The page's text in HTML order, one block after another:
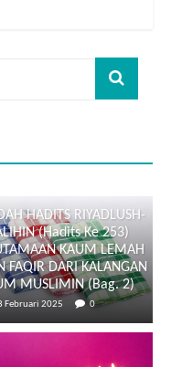
HADITS RIYADLUSH-
(Hadits Ke 253)
KAUM LEMAH
FAQIR DARI KALANGAN
MUSLIMIN (Bag. 2)
Februari 2025 0